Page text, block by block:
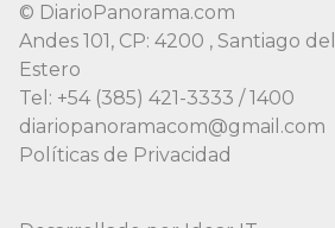
© DiarioPanorama.com
Andes 101, CP: 4200 , Santiago del
Estero
Tel: +54 (385) 421-3333 / 1400
diariopanoramacom@gmail.com
Políticas de Privacidad